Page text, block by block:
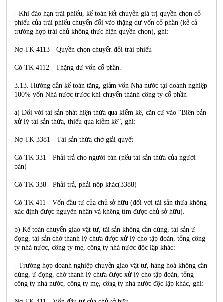
- Khi đáo hạn trái phiếu, kế toán kết chuyển giá trị quyền chọn cổ
phiếu của trái phiếu chuyển đổi vào thặng dư vốn cổ phần (kể cả
trường hợp trái chủ không thực hiện quyền chọn), ghi:
Nợ TK 4113 - Quyền chọn chuyển đổi trái phiếu
Có TK 4112 - Thặng dư vốn cổ phần.
3.13. Hướng dẫn kế toán tăng, giảm vốn Nhà nước tại doanh nghiệp
100% vốn Nhà nước trước khi chuyển thành công ty cổ phần
a) Đối với tài sản phát hiện thừa qua kiểm kê, căn cứ vào “Biên bản
xử lý tài sản thừa, thiếu qua kiểm kê”, ghi:
Nợ TK 3381 - Tài sản thừa chờ giải quyết
Có TK 331 - Phải trả cho người bán (nếu tài sản thừa của người
bán)
Có TK 338 - Phải trả, phải nộp khác(3388)
Có TK 411 - Vốn đầu tư của chủ sở hữu (đối với tài sản thừa không
xác định được nguyên nhân và không tìm được chủ sở hữu).
b) Kế toán chuyển giao vật tư, tài sản không cần dùng, tài sản ứ
đọng, tài sản chờ thanh lý chưa được xử lý cho tập đoàn, tổng công
ty nhà nước, công ty mẹ, công ty nhà nước độc lập khác:
- Trường hợp doanh nghiệp chuyển giao vật tư, hàng hoá không cần
dùng, ứ đọng, chờ thanh lý chưa được xử lý cho tập đoàn, tổng
công ty nhà nước, công ty mẹ, công ty nhà nước độc lập khác, ghi: